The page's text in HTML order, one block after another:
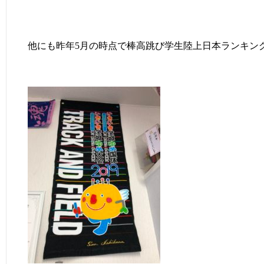
他にも昨年5月の時点で棒高跳び学生陸上日本ランキン